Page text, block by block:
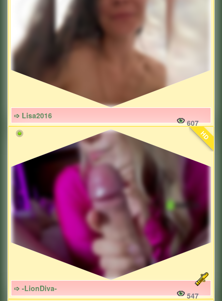
➩ Lisa2016
607
HD
➩ -LionDiva-
547